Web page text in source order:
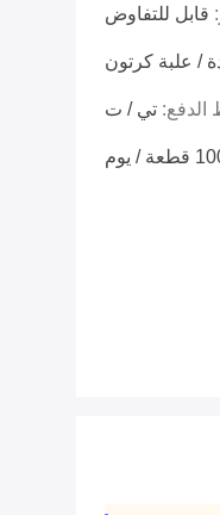
قابل للتفاوض
تي / ت
/ يوم